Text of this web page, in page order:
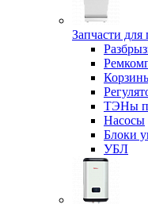
Запчасти
ТЭНы
Насосы
Блоки
УБЛ